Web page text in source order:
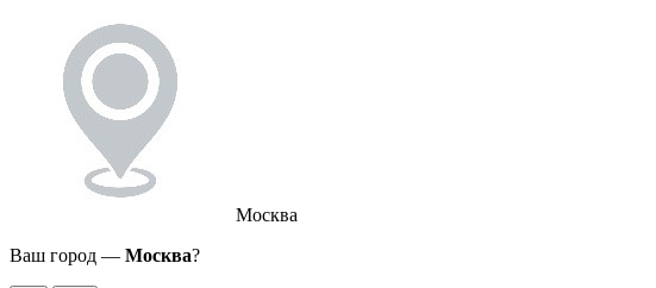
Москва
Ваш город — Москва?